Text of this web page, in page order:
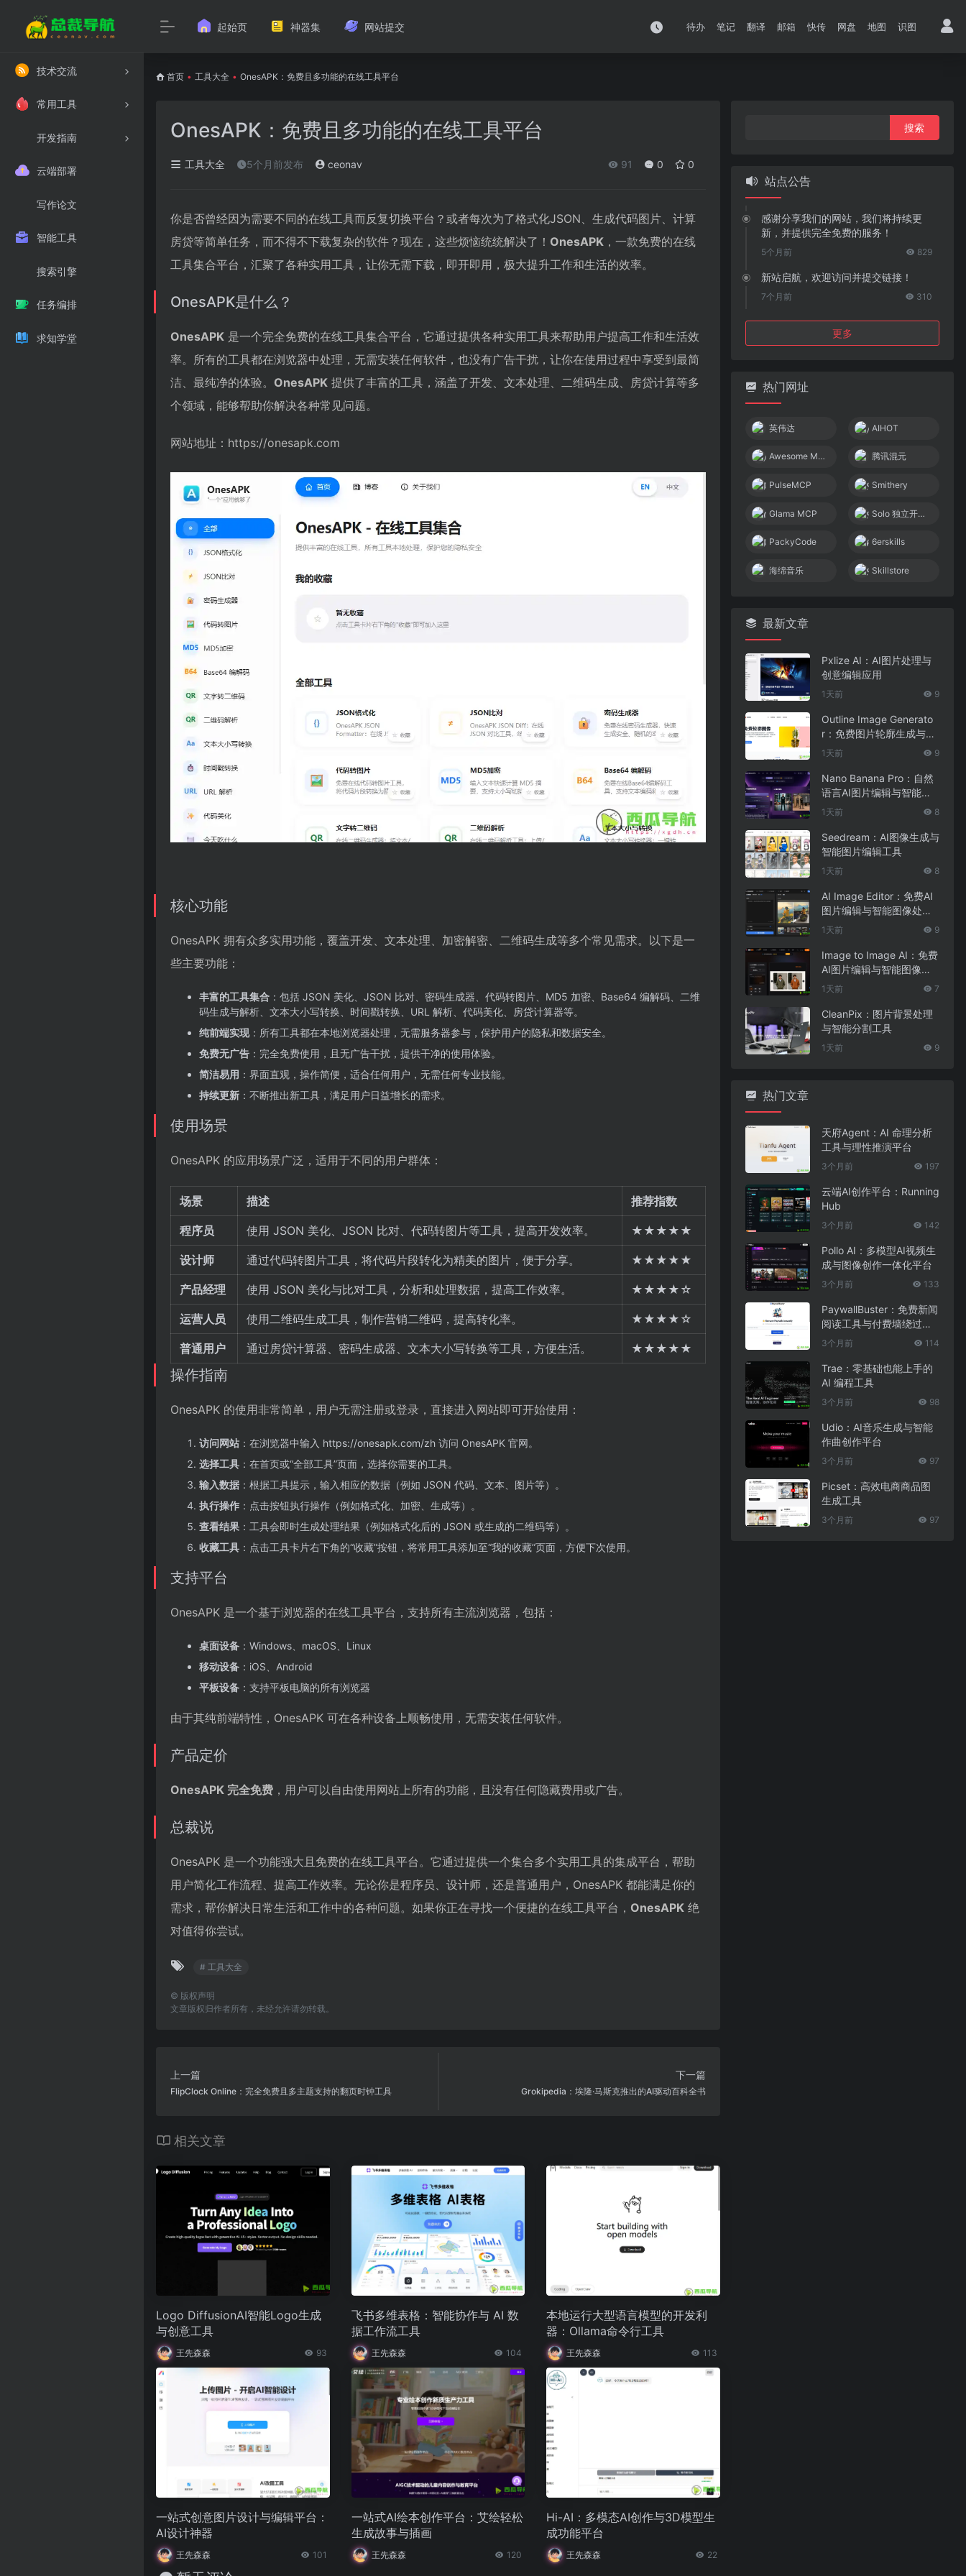
技术交流
常用工具
开发指南
云端部署
写作论文
智能工具
搜索引擎
任务编排
求知学堂
起始页 神器集 网站提交 待办 笔记 翻译 邮箱 快传 网盘 地图 识图
首页 • 工具大全 • OnesAPK：免费且多功能的在线工具平台
OnesAPK：免费且多功能的在线工具平台
工具大全 5个月前发布 ceonav 91 0 0
你是否曾经因为需要不同的在线工具而反复切换平台？或者每次为了格式化JSON、生成代码图片、计算
房贷等简单任务，而不得不下载复杂的软件？现在，这些烦恼统统解决了！ OnesAPK ，一款免费的在线
工具集合平台，汇聚了各种实用工具，让你无需下载，即开即用，极大提升工作和生活的效率。
OnesAPK是什么？
OnesAPK 是一个完全免费的在线工具集合平台，它通过提供各种实用工具来帮助用户提高工作和生活效
率。所有的工具都在浏览器中处理，无需安装任何软件，也没有广告干扰，让你在使用过程中享受到最简
洁、最纯净的体验。 OnesAPK 提供了丰富的工具，涵盖了开发、文本处理、二维码生成、房贷计算等多
个领域，能够帮助你解决各种常见问题。
网站地址：https://onesapk.com
核心功能
OnesAPK 拥有众多实用功能，覆盖开发、文本处理、加密解密、二维码生成等多个常见需求。以下是一
些主要功能：
丰富的工具集合 ：包括 JSON 美化、JSON 比对、密码生成器、代码转图片、MD5 加密、Base64 编解码、二维
码生成与解析、文本大小写转换、时间戳转换、URL 解析、代码美化、房贷计算器等。
纯前端实现：所有工具都在本地浏览器处理，无需服务器参与，保护用户的隐私和数据安全。
免费无广告 ：完全免费使用，且无广告干扰，提供干净的使用体验。
简洁易用 ：界面直观，操作简便，适合任何用户，无需任何专业技能。
持续更新 ：不断推出新工具，满足用户日益增长的需求。
使用场景
OnesAPK 的应用场景广泛，适用于不同的用户群体：
场景 描述 推荐指数
程序员 使用 JSON 美化、JSON 比对、代码转图片等工具，提高开发效率。 ★★★★★
设计师 通过代码转图片工具，将代码片段转化为精美的图片，便于分享。 ★★★★★
产品经理 使用 JSON 美化与比对工具，分析和处理数据，提高工作效率。 ★★★★☆
运营人员 使用二维码生成工具，制作营销二维码，提高转化率。 ★★★★☆
普通用户 通过房贷计算器、密码生成器、文本大小写转换等工具，方便生活。 ★★★★★
操作指南
OnesAPK 的使用非常简单，用户无需注册或登录，直接进入网站即可开始使用：
访问网站 ：在浏览器中输入 https://onesapk.com/zh 访问 OnesAPK 官网。
选择工具 ：在首页或“全部工具”页面，选择你需要的工具。
输入数据 ：根据工具提示，输入相应的数据（例如 JSON 代码、文本、图片等）。
执行操作 ：点击按钮执行操作（例如格式化、加密、生成等）。
查看结果 ：工具会即时生成处理结果（例如格式化后的 JSON 或生成的二维码等）。
收藏工具 ：点击工具卡片右下角的“收藏”按钮，将常用工具添加至“我的收藏”页面，方便下次使用。
支持平台
OnesAPK 是一个基于浏览器的在线工具平台，支持所有主流浏览器，包括：
桌面设备 ：Windows、macOS、Linux
移动设备 ：iOS、Android
平板设备 ：支持平板电脑的所有浏览器
由于其纯前端特性，OnesAPK 可在各种设备上顺畅使用，无需安装任何软件。
产品定价
OnesAPK 完全免费 ，用户可以自由使用网站上所有的功能，且没有任何隐藏费用或广告。
总裁说
OnesAPK 是一个功能强大且免费的在线工具平台。它通过提供一个集合多个实用工具的集成平台，帮助
用户简化工作流程、提高工作效率。无论你是程序员、设计师，还是普通用户，OnesAPK 都能满足你的
需求，帮你解决日常生活和工作中的各种问题。如果你正在寻找一个便捷的在线工具平台， OnesAPK 绝
对值得你尝试。
# 工具大全
© 版权声明
文章版权归作者所有，未经允许请勿转载。
上一篇
FlipClock Online：完全免费且多主题支持的翻页时钟工具
下一篇
Grokipedia：埃隆·马斯克推出的AI驱动百科全书
相关文章
Logo DiffusionAI智能Logo生成
与创意工具
王先森森 93
飞书多维表格：智能协作与 AI 数
据工作流工具
王先森森 104
本地运行大型语言模型的开发利
器：Ollama命令行工具
王先森森 113
一站式创意图片设计与编辑平台：
AI设计神器
王先森森 101
一站式AI绘本创作平台：艾绘轻松
生成故事与插画
王先森森 120
Hi-AI：多模态AI创作与3D模型生
成功能平台
王先森森 22
站点公告
感谢分享我们的网站，我们将持续更
新，并提供完全免费的服务！
5个月前 829
新站启航，欢迎访问并提交链接！
7个月前 310
更多
热门网址
英伟达 AIHOT
Awesome MCP Servers 腾讯混元
PulseMCP Smithery
Glama MCP Solo 独立开发者社区
PackyCode 6erskills
海绵音乐 Skillstore
最新文章
Pxlize AI：AI图片处理与
创意编辑应用
1天前 9
Outline Image Generato
r：免费图片轮廓生成与在
线图像编辑工具
1天前 9
Nano Banana Pro：自然
语言AI图片编辑与智能图
像处理工具
1天前 8
Seedream：AI图像生成与
智能图片编辑工具
1天前 8
AI Image Editor：免费AI
图片编辑与智能图像处理
工具
1天前 9
Image to Image AI：免费
AI图片编辑与智能图像处
理工具
1天前 7
CleanPix：图片背景处理
与智能分割工具
1天前 9
热门文章
天府Agent：AI 命理分析
工具与理性推演平台
3个月前 197
云端AI创作平台：Running
Hub
3个月前 142
Pollo AI：多模型AI视频生
成与图像创作一体化平台
3个月前 133
PaywallBuster：免费新闻
阅读工具与付费墙绕过助
手
3个月前 114
Trae：零基础也能上手的
AI 编程工具
3个月前 98
Udio：AI音乐生成与智能
作曲创作平台
3个月前 97
Picset：高效电商商品图
生成工具
3个月前 97